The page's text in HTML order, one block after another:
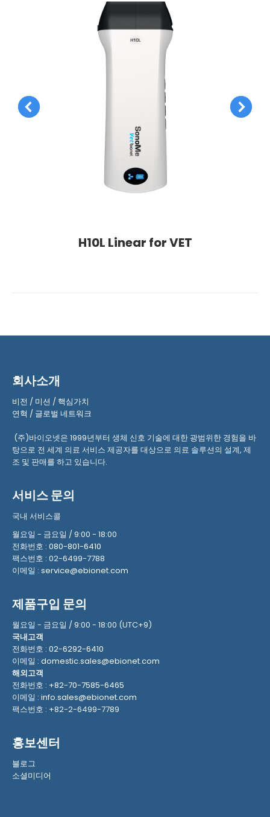
H10L Linear for VET
회사소개
비전 / 미션 /핵심가치
연혁 / 글로벌 네트워크
(주)바이오넷은 1999년부터 생체 신호 기술에 대한 광범위한 경험을 바
탕으로 전 세계 의료 서비스 제공자를 대상으로 의료 솔루션의 설계, 제
조 및 판매를 하고 있습니다.
서비스 문의
국내 서비스콜
월요일 - 금요일 / 9:00 - 18:00
전화번호 : 080-801-6410
팩스번호 : 02-6499-7788
이메일 : service@ebionet.com
제품구입 문의
월요일 - 금요일 / 9:00 - 18:00 (UTC+9)
국내고객
전화번호 : 02-6292-6410
이메일 : domestic.sales@ebionet.com
해외고객
전화번호 : +82-70-7585-6465
이메일 : info.sales@ebionet.com
팩스번호 : +82-2-6499-7789
홍보센터
블로그
소셜미디어